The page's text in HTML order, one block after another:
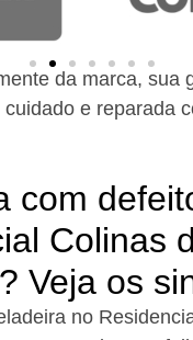
da marca, sua
e reparada
com
Colinas
Veja os
no